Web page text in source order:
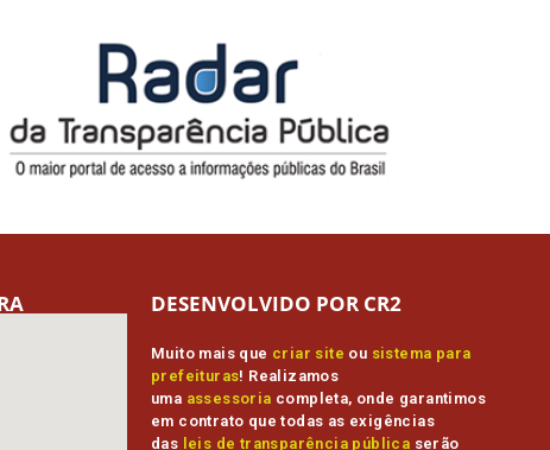
Muito mais que criar site ou sistema para
prefeituras! Realizamos
uma assessoria completa, onde garantimos
em contrato que todas as exigências
das leis de transparência pública serão
DESENVOLVIDO POR CR2